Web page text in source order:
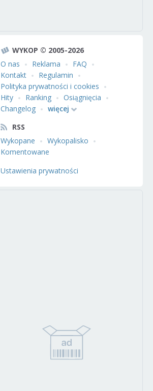
WYKOP © 2005-2026
O nas
Reklama
FAQ
Kontakt
Regulamin
Polityka prywatności i cookies
Hity
Ranking
Osiągnięcia
Changelog
więcej
RSS
Wykopane
Wykopalisko
Komentowane
Ustawienia prywatności